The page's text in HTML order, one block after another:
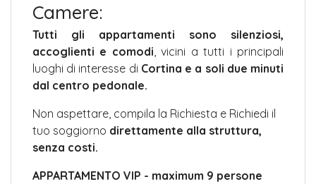
Camere:
Tutti gli appartamenti sono silenziosi,
accoglienti e comodi, vicini a tutti i principali
luoghi di interesse di Cortina e a soli due minuti
dal centro pedonale.
Non aspettare, compila la Richiesta e Richiedi il
tuo soggiorno direttamente alla struttura,
senza costi.
APPARTAMENTO VIP - maximum 9 persone